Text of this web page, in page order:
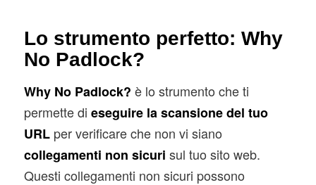
Lo strumento perfetto: Why
No Padlock?
Why No Padlock? è lo strumento che ti
permette di eseguire la scansione del tuo
URLper verificare che non vi siano
collegamenti non sicuri sul tuo sito web.
Questi collegamenti non sicuri possono